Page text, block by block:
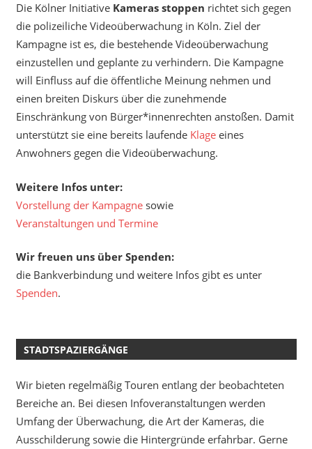
Die Kölner Initiative Kameras stoppen richtet sich gegen
die polizeiliche Videoüberwachung in Köln. Ziel der
Kampagne ist es, die bestehende Videoüberwachung
einzustellen und geplante zu verhindern. Die Kampagne
will Einfluss auf die öffentliche Meinung nehmen und
einen breiten Diskurs über die zunehmende
Einschränkung von Bürger*innenrechten anstoßen. Damit
unterstützt sie eine bereits laufende Klageeines
Anwohners gegen die Videoüberwachung.
Weitere Infos unter:
Vorstellung der Kampagne sowie
Veranstaltungen und Termine
Wir freuen uns über Spenden:
die Bankverbindung und weitere Infos gibt es unter
Spenden.
STADTSPAZIERGÄNGE
Wir bieten regelmäßig Touren entlang der beobachteten
Bereiche an. Bei diesen Infoveranstaltungen werden
Umfang der Überwachung, die Art der Kameras, die
Ausschilderung sowie die Hintergründe erfahrbar. Gerne